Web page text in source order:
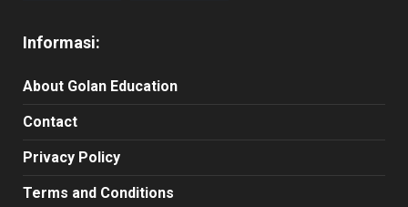
Informasi:
About Golan Education
Contact
Privacy Policy
Terms and Conditions